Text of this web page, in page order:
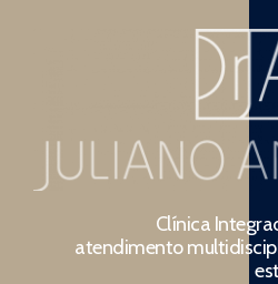
Clínica
atendimento